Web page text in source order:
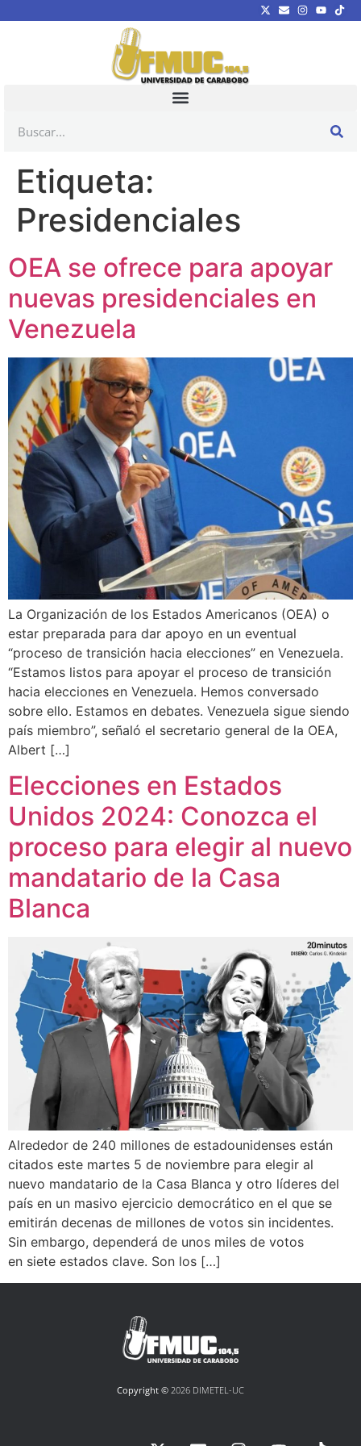
Etiqueta:
Presidenciales
OEA se ofrece para apoyar
nuevas presidenciales en
Venezuela
La Organización de los Estados Americanos (OEA) o
estar preparada para dar apoyo en un eventual
“proceso de transición hacia elecciones” en Venezuela.
“Estamos listos para apoyar el proceso de transición
hacia elecciones en Venezuela. Hemos conversado
sobre ello. Estamos en debates. Venezuela sigue siendo
país miembro”, señaló el secretario general de la OEA,
Albert […]
Elecciones en Estados
Unidos 2024: Conozca el
proceso para elegir al nuevo
mandatario de la Casa
Blanca
Alrededor de 240 millones de estadounidenses están
citados este martes 5 de noviembre para elegir al
nuevo mandatario de la Casa Blanca y otro líderes del
país en un masivo ejercicio democrático en el que se
emitirán decenas de millones de votos sin incidentes.
Sin embargo, dependerá de unos miles de votos
en siete estados clave. Son los […]
Copyright © 2026 DIMETEL-UC